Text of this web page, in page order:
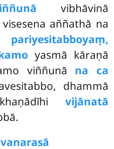
vibhāvinā
visesena aññathā na
yasmā kāraṇā
viññunā na ca
dhammā
vijānatā